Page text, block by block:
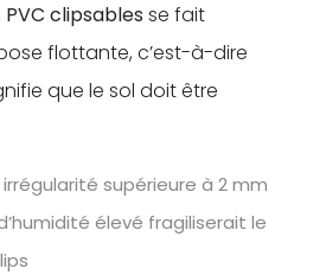
clipsables se fait
flottante, c’est-à-dire
que le sol doit être
supérieure à 2 mm
élevé fragiliserait le